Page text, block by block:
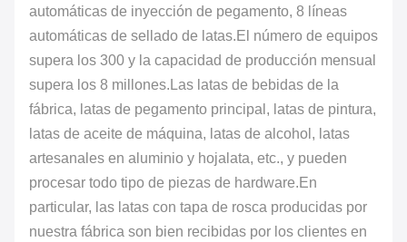
automáticas de inyección de pegamento, 8 líneas
automáticas de sellado de latas.El número de equipos
supera los 300 y la capacidad de producción mensual
supera los 8 millones.Las latas de bebidas de la
fábrica, latas de pegamento principal, latas de pintura,
latas de aceite de máquina, latas de alcohol, latas
artesanales en aluminio y hojalata, etc., y pueden
procesar todo tipo de piezas de hardware.En
particular, las latas con tapa de rosca producidas por
nuestra fábrica son bien recibidas por los clientes en